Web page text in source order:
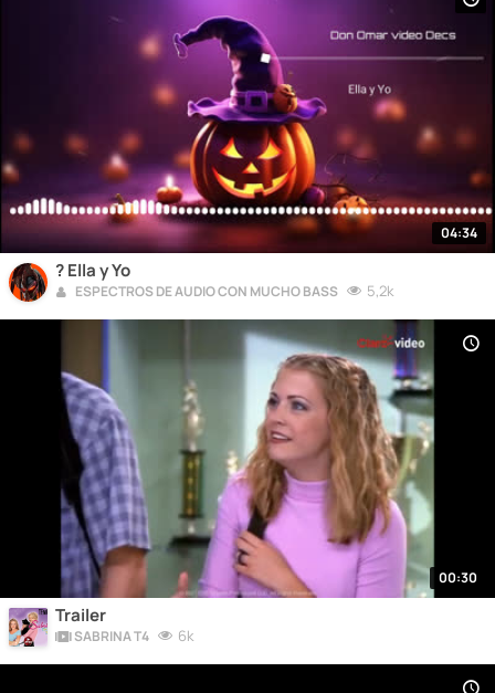
04:34
? Ella y Yo
ESPECTROS DE AUDIO CON MUCHO BASS 5,2k
00:30
Trailer
SABRINA T4 6k